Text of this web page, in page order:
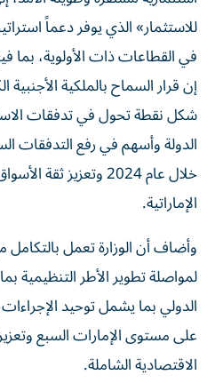
للاستثمار» الذي يوفر دعماً
في القطاعات ذات الأولوية، بما
إن قرار السماح بالملكية
شكل نقطة تحول في تدفقات
خلال عام 2024 وتعزيز
الإماراتية.
وأضاف أن الوزارة تعمل بالتكامل
لمواصلة تطوير الأطر التنظيمية
الدولي بما يشمل توحيد
على مستوى الإمارات السبع
الاقتصادية الشاملة.